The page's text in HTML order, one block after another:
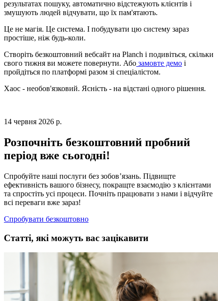
результатах пошуку, автоматично відстежують клієнтів і
змушують людей відчувати, що їх пам'ятають.
Це не магія. Це система. І побудувати цю систему зараз
простіше, ніж будь-коли.
Створіть безкоштовний вебсайт на Planch і подивіться, скільки
свого тижня ви можете повернути. Або замовте демо і
пройдіться по платформі разом зі спеціалістом.
Хаос - необов'язковий. Ясність - на відстані одного рішення.
14 червня 2026 р.
Розпочніть безкоштовний пробний
період вже сьогодні!
Спробуйте наші послуги без зобов’язань. Підвищте
ефективність вашого бізнесу, покращте взаємодію з клієнтами
та спростіть усі процеси. Почніть працювати з нами і відчуйте
всі переваги вже зараз!
Спробувати безкоштовно
Статті, які можуть вас зацікавити